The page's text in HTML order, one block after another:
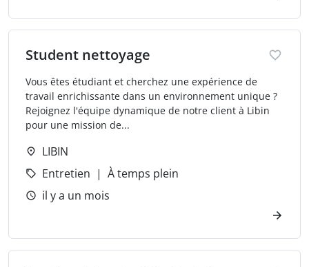
Student nettoyage
Vous êtes étudiant et cherchez une expérience de
travail enrichissante dans un environnement unique ?
Rejoignez l'équipe dynamique de notre client à Libin
pour une mission de...
LIBIN
Entretien
À temps plein
il y a un mois